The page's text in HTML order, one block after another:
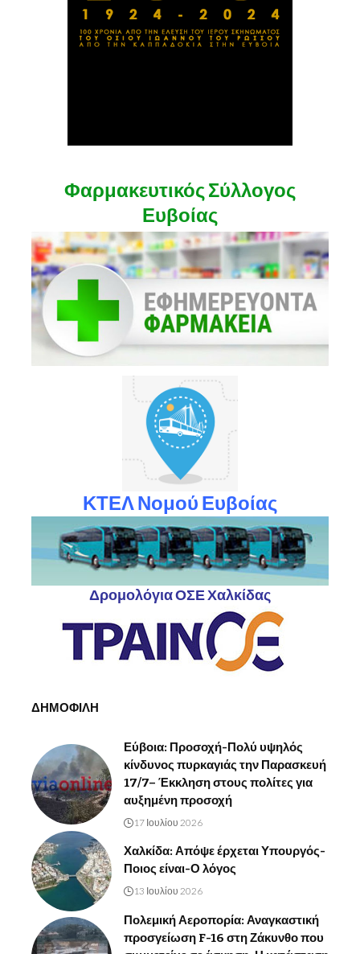
Φαρμακευτικός Σύλλογος
Ευβοίας
ΚΤΕΛ Νομού Ευβοίας
Δρομολόγια ΟΣΕ Χαλκίδας
ΔΗΜΟΦΙΛΗ
Εύβοια: Προσοχή-Πολύ υψηλός
κίνδυνος πυρκαγιάς την Παρασκευή
17/7– Έκκληση στους πολίτες για
αυξημένη προσοχή
17 Ιουλίου 2026
Χαλκίδα: Απόψε έρχεται Υπουργός-
Ποιος είναι-Ο λόγος
13 Ιουλίου 2026
Πολεμική Αεροπορία: Αναγκαστική
προσγείωση F-16 στη Ζάκυνθο που